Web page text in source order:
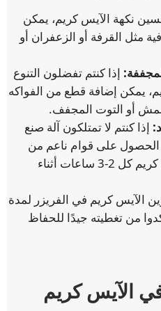
نكهة الآيس كريم، يمكن
مثل القرفة أو الزعفران أو
إذا كنتم تفضلون التنوع
يمكن إضافة قطع من الفواكه
أو التوت المجفف.
إذا كنتم لا تمتلكون آلة صنع
الحصول على قوام ناعم من
خلال تحريك الآيس كريم كل 2-3 ساعات أثناء
الآيس كريم في الفريزر لمدة
من تغطيته جيدًا للحفاظ
في الآيس كريم